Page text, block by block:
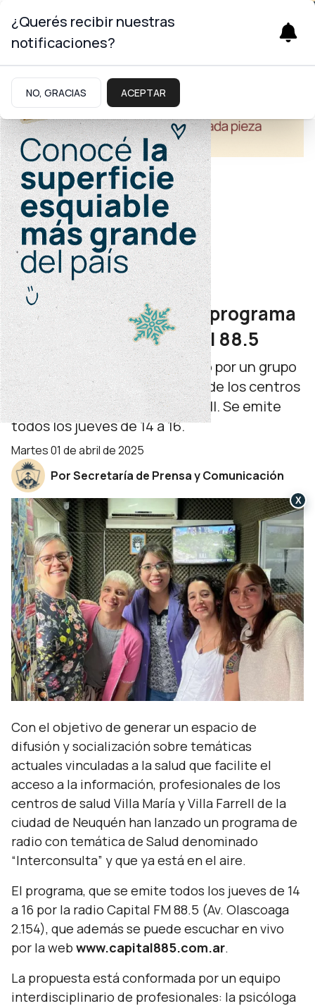
Salud
Servicio a la comunidad
“Interconsulta” nuevo programa
de salud por FM Capital 88.5
Se trata de un programa hecho por un grupo
de trabajadoras profesionales de los centros
de salud Villa María y Villa Farrell. Se emite
todos los jueves de 14 a 16.
martes 01 de abril de 2025
Por Secretaría de Prensa y Comunicación
Con el objetivo de generar un espacio de
difusión y socialización sobre temáticas
actuales vinculadas a la salud que facilite el
acceso a la información, profesionales de los
centros de salud Villa María y Villa Farrell de la
ciudad de Neuquén han lanzado un programa de
radio con temática de Salud denominado
“Interconsulta” y que ya está en el aire.
El programa, que se emite todos los jueves de 14
a 16 por la radio Capital FM 88.5 (Av. Olascoaga
2.154), que además se puede escuchar en vivo
por la web www.capital885.com.ar.
La propuesta está conformada por un equipo
interdisciplinario de profesionales: la psicóloga
¿Querés recibir nuestras
notificaciones?
NO, GRACIAS ACEPTAR
X